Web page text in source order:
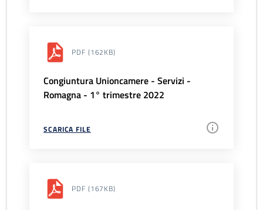
PDF (162KB)
Congiuntura Unioncamere - Servizi -
Romagna - 1° trimestre 2022
SCARICA FILE
PDF (167KB)